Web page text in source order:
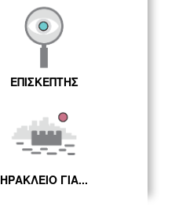
ΕΠΙΣΚΕΠΤΗΣ
ΗΡΑΚΛΕΙΟ ΓΙΑ...